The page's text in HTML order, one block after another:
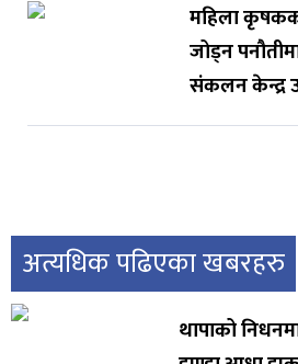
महिला
जोड्न
संकलन केन्द्र
अत्यधिक पढिएका खबरहरु
थापाको